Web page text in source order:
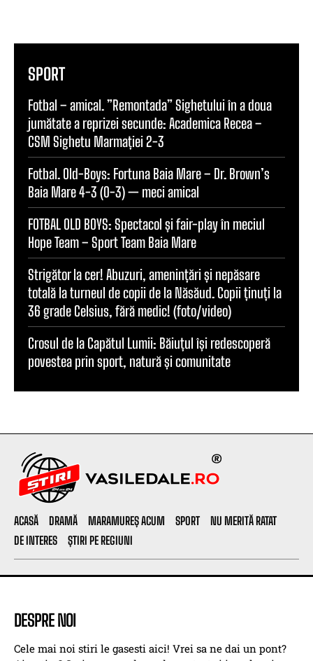
SPORT
Fotbal – amical. ”Remontada” Sighetului în a doua
jumătate a reprizei secunde: Academica Recea –
CSM Sighetu Marmației 2-3
Fotbal. Old-Boys: Fortuna Baia Mare – Dr. Brown’s
Baia Mare 4-3 (0-3) — meci amical
FOTBAL OLD BOYS: Spectacol și fair-play în meciul
Hope Team – Sport Team Baia Mare
Strigător la cer! Abuzuri, amenințări și nepăsare
totală la turneul de copii de la Năsăud. Copii ținuți la
36 grade Celsius, fără medic! (foto/video)
Crosul de la Capătul Lumii: Băiuțul își redescoperă
povestea prin sport, natură și comunitate
ACASĂ DRAMĂ MARAMUREȘ ACUM SPORT
NU MERITĂ RATAT
DE INTERES
ȘTIRI PE REGIUNI
DESPRE NOI
Cele mai noi stiri le gasesti aici! Vrei sa ne dai un pont?